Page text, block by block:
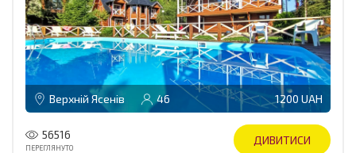
Верхній Ясенів 46 1200 UAH
56516
ПЕРЕГЛЯНУТО
ДИВИТИСИ